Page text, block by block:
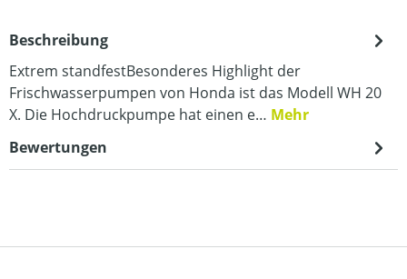
Beschreibung
Extrem standfestBesonderes Highlight der
Frischwasserpumpen von Honda ist das Modell WH 20
X. Die Hochdruckpumpe hat einen e… Mehr
Bewertungen